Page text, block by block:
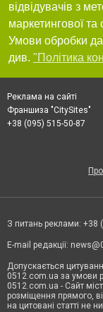
відвідувачів з
маркетингової та
Умови обробки
див. "Політика
Реклама на сайті
Франшиза "CitySites"
+38 (095) 515-50-87
З питань реклами: +38
E-mail редакції:
Допускається
0512.com.ua за умови
0512.com.ua - Сайт
розміщення прямого,
на цитовані статті не